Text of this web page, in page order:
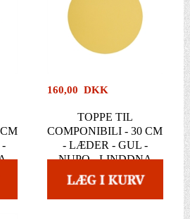
-
160,00 DKK
TOPPE TIL
COMPONIBILI - 30 CM
- LÆDER - GUL -
NUPO - LINDDNA